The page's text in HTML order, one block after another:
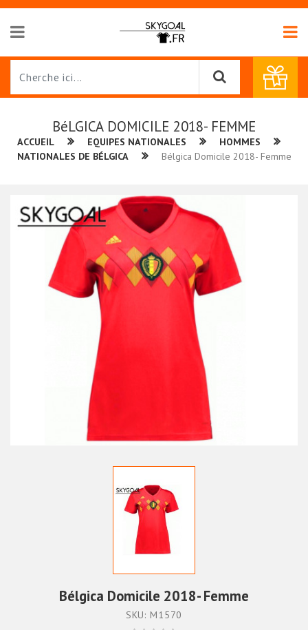
BéLGICA DOMICILE 2018- FEMME
ACCUEIL EQUIPES NATIONALES
HOMMES
NATIONALES DE BÉLGICA
Bélgica Domicile 2018- Femme
Bélgica Domicile 2018- Femme
SKU: M1570